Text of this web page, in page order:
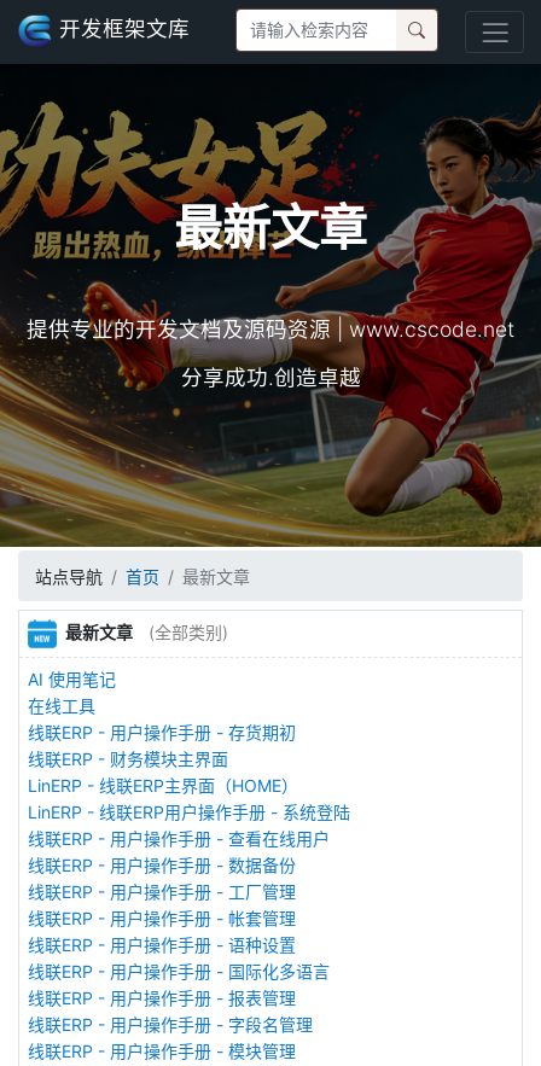
开发框架文库
最新文章
提供专业的开发文档及源码资源 | www.cscode.net
分享成功.创造卓越
站点导航 首页 最新文章
最新文章 (全部类别)
AI 使用笔记
在线工具
线联ERP - 用户操作手册 - 存货期初
线联ERP - 财务模块主界面
LinERP - 线联ERP主界面（HOME）
LinERP - 线联ERP用户操作手册 - 系统登陆
线联ERP - 用户操作手册 - 查看在线用户
线联ERP - 用户操作手册 - 数据备份
线联ERP - 用户操作手册 - 工厂管理
线联ERP - 用户操作手册 - 帐套管理
线联ERP - 用户操作手册 - 语种设置
线联ERP - 用户操作手册 - 国际化多语言
线联ERP - 用户操作手册 - 报表管理
线联ERP - 用户操作手册 - 字段名管理
线联ERP - 用户操作手册 - 模块管理